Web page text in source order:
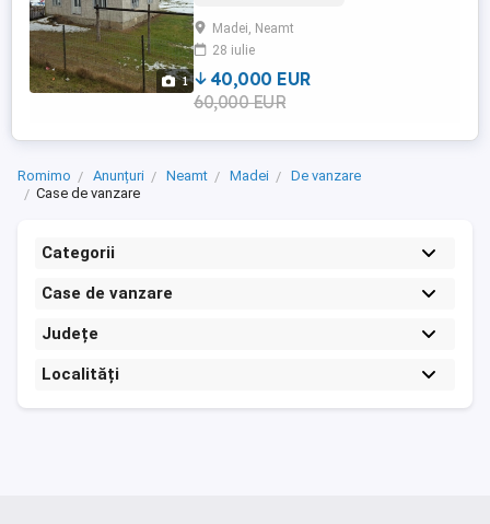
1
Madei, Neamt
28 iulie
40,000 EUR
60,000 EUR
Romimo Anunțuri Neamt Madei
De vanzare
Case de vanzare
Categorii
Case de vanzare
Județe
Localități